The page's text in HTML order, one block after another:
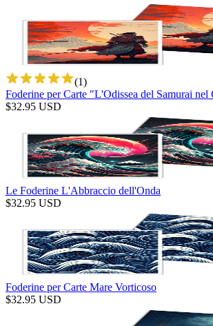
(1)
Foderine per Carte "L'Odissea del Samurai nel
$32.95 USD
Le Foderine L'Abbraccio dell'Onda
$32.95 USD
Foderine per Carte Mare Vorticoso
$32.95 USD